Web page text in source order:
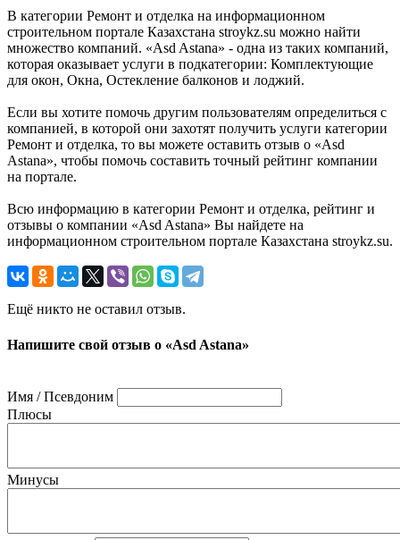
В категории Ремонт и отделка на информационном
строительном портале Казахстана stroykz.su можно найти
множество компаний. «Asd Astana» - одна из таких компаний,
которая оказывает услуги в подкатегории: Комплектующие
для окон, Окна, Остекление балконов и лоджий.
Если вы хотите помочь другим пользователям определиться с
компанией, в которой они захотят получить услуги категории
Ремонт и отделка, то вы можете оставить отзыв о «Asd
Astana», чтобы помочь составить точный рейтинг компании
на портале.
Всю информацию в категории Ремонт и отделка, рейтинг и
отзывы о компании «Asd Astana» Вы найдете на
информационном строительном портале Казахстана stroykz.su.
Ещё никто не оставил отзыв.
Напишите свой отзыв о «Asd Astana»
Имя / Псевдоним
Плюсы
Минусы